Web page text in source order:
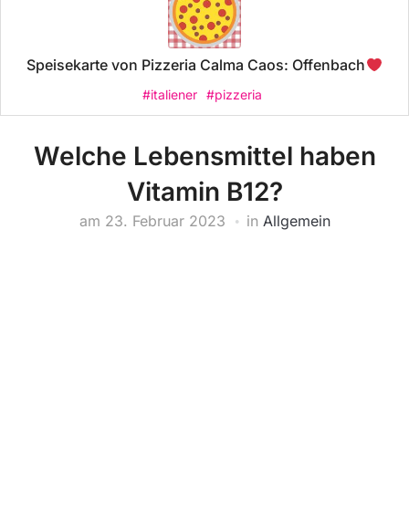
Speisekarte von Pizzeria Calma Caos: Offenbach
#italiener #pizzeria
Welche Lebensmittel haben
Vitamin B12?
am 23. Februar 2023 in Allgemein